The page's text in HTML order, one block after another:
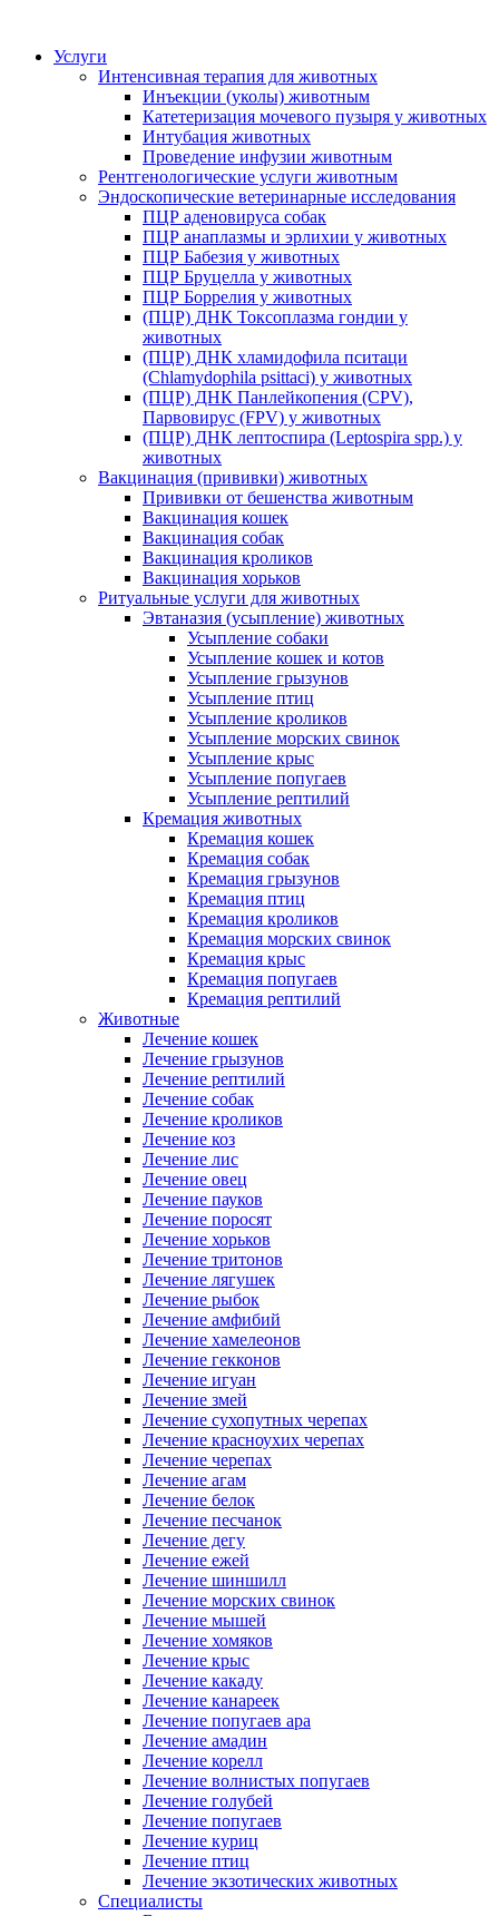
Услуги
Интенсивная терапия для животных
Инъекции (уколы) животным
Катетеризация мочевого пузыря у животных
Интубация животных
Проведение инфузии животным
Рентгенологические услуги животным
Эндоскопические ветеринарные исследования
ПЦР аденовируса собак
ПЦР анаплазмы и эрлихии у животных
ПЦР Бабезия у животных
ПЦР Бруцелла у животных
ПЦР Боррелия у животных
(ПЦР) ДНК Токсоплазма гондии у
животных
(ПЦР) ДНК хламидофила пситаци
(Chlamydophila psittaci) у животных
(ПЦР) ДНК Панлейкопения (CPV),
Парвовирус (FPV) у животных
(ПЦР) ДНК лептоспира (Leptospira spp.) у
животных
Вакцинация (прививки) животных
Прививки от бешенства животным
Вакцинация кошек
Вакцинация собак
Вакцинация кроликов
Вакцинация хорьков
Ритуальные услуги для животных
Эвтаназия (усыпление) животных
Усыпление собаки
Усыпление кошек и котов
Усыпление грызунов
Усыпление птиц
Усыпление кроликов
Усыпление морских свинок
Усыпление крыс
Усыпление попугаев
Усыпление рептилий
Кремация животных
Кремация кошек
Кремация собак
Кремация грызунов
Кремация птиц
Кремация кроликов
Кремация морских свинок
Кремация крыс
Кремация попугаев
Кремация рептилий
Животные
Лечение кошек
Лечение грызунов
Лечение рептилий
Лечение собак
Лечение кроликов
Лечение коз
Лечение лис
Лечение овец
Лечение пауков
Лечение поросят
Лечение хорьков
Лечение тритонов
Лечение лягушек
Лечение рыбок
Лечение амфибий
Лечение хамелеонов
Лечение гекконов
Лечение игуан
Лечение змей
Лечение сухопутных черепах
Лечение красноухих черепах
Лечение черепах
Лечение агам
Лечение белок
Лечение песчанок
Лечение дегу
Лечение ежей
Лечение шиншилл
Лечение морских свинок
Лечение мышей
Лечение хомяков
Лечение крыс
Лечение какаду
Лечение канареек
Лечение попугаев ара
Лечение амадин
Лечение корелл
Лечение волнистых попугаев
Лечение голубей
Лечение попугаев
Лечение куриц
Лечение птиц
Лечение экзотических животных
Специалисты